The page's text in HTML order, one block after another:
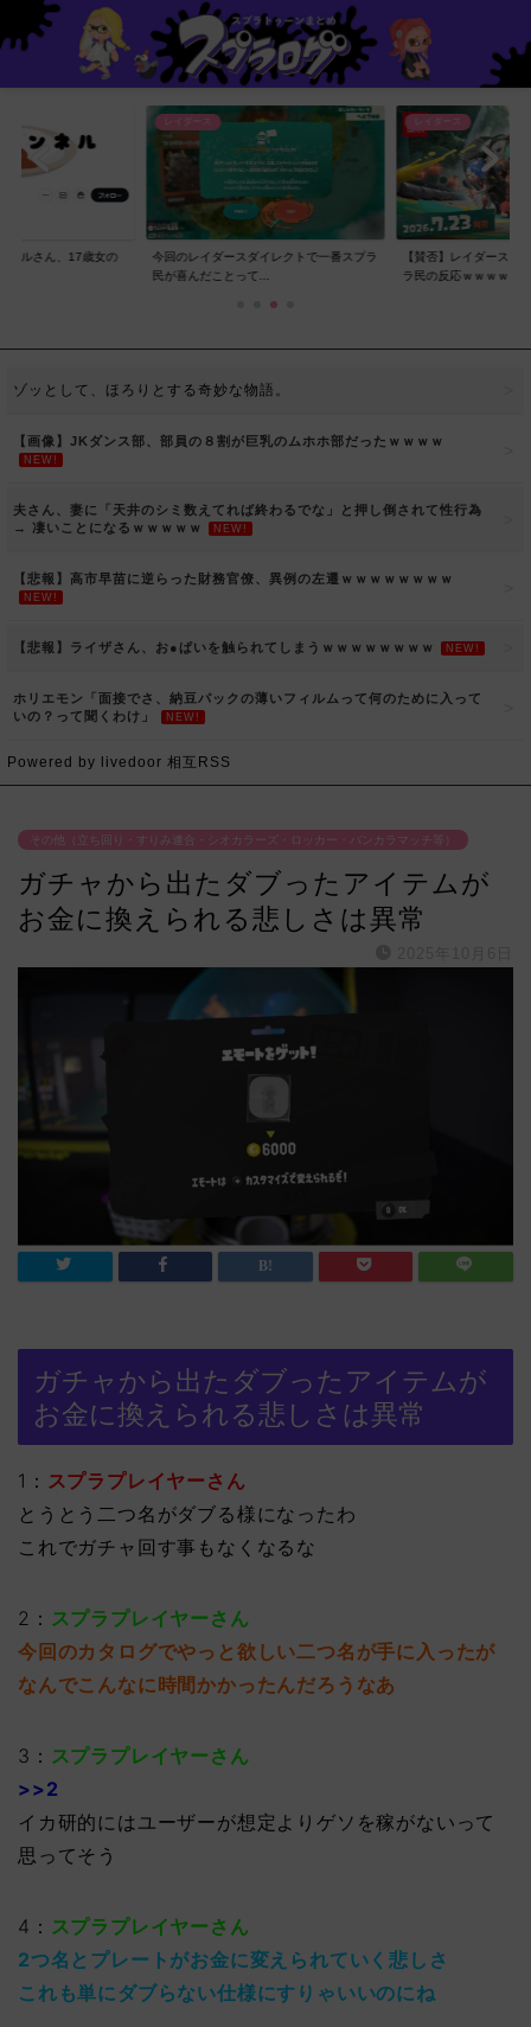
ネルさん、17歳女の
レイダース
今回のレイダースダイレクトで一番スプラ
民が喜んだことって...
レイダース
【賛否】レイダースダ
ラ民の反応ｗｗｗｗ...
ゾッとして、ほろりとする奇妙な物語。
【画像】JKダンス部、部員の８割が巨乳のムホホ部だったｗｗｗｗ
NEW!
夫さん、妻に「天井のシミ数えてれば終わるでな」と押し倒されて性行為
→ 凄いことになるｗｗｗｗｗ
NEW!
【悲報】高市早苗に逆らった財務官僚、異例の左遷ｗｗｗｗｗｗｗｗ
NEW!
【悲報】ライザさん、お●ぱいを触られてしまうｗｗｗｗｗｗｗｗ NEW!
ホリエモン「面接でさ、納豆パックの薄いフィルムって何のために入って
いの？って聞くわけ」
NEW!
Powered by livedoor 相互RSS
その他（立ち回り・すりみ連合・シオカラーズ・ロッカー・バンカラマッチ等）
ガチャから出たダブったアイテムが
お金に換えられる悲しさは異常
ガチャから出たダブったアイテムが
お金に換えられる悲しさは異常
1： スプラプレイヤーさん
とうとう二つ名がダブる様になったわ
これでガチャ回す事もなくなるな
2： スプラプレイヤーさん
今回のカタログでやっと欲しい二つ名が手に入ったが
なんでこんなに時間かかったんだろうなあ
3： スプラプレイヤーさん
>>2
イカ研的にはユーザーが想定よりゲソを稼がないって
思ってそう
4： スプラプレイヤーさん
2つ名とプレートがお金に変えられていく悲しさ
これも単にダブらない仕様にすりゃいいのにね